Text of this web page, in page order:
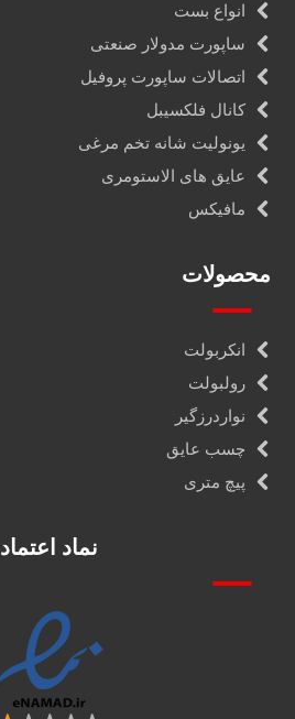
انواع بست
ساپورت مدولار صنعتی
اتصالات ساپورت پروفیل
کانال فلکسیبل
یونولیت شانه تخم مرغی
عایق های الاستومری
مافیکس
محصولات
انکربولت
رولبولت
نواردرزگیر
چسب عایق
پیچ متری
نماد اعتماد